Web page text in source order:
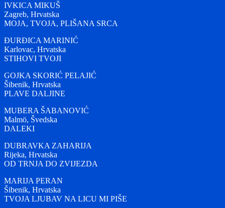
IVKICA MIKUŠ
Zagreb, Hrvatska
MOJA, TVOJA, PLIŠANA SRCA
ĐURĐICA MARINIĆ
Karlovac, Hrvatska
STIHOVI TVOJI
GOJKA SKORIĆ PELAJIĆ
Šibenik, Hrvatska
PLAVE DALJINE
MUBERA ŠABANOVIĆ
Malmö, Švedska
DALEKI
DUBRAVKA ZAHARIJA
Rijeka, Hrvatska
OD TRNJA DO ZVIJEZDA
MARIJA PERAN
Šibenik, Hrvatska
TVOJA LJUBAV NA LICU MI PIŠE